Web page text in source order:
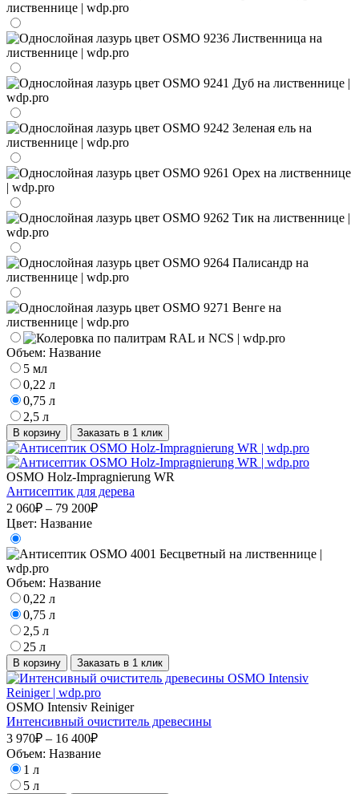
Объем: Название
5 мл
0,22 л
0,75 л
2,5 л
В корзину Заказать в 1 клик
OSMO Holz-Impragnierung WR
Антисептик для дерева
2 060₽ – 79 200₽
Цвет: Название
Объем: Название
0,22 л
0,75 л
2,5 л
25 л
В корзину Заказать в 1 клик
OSMO Intensiv Reiniger
Интенсивный очиститель древесины
3 970₽ – 16 400₽
Объем: Название
1 л
5 л